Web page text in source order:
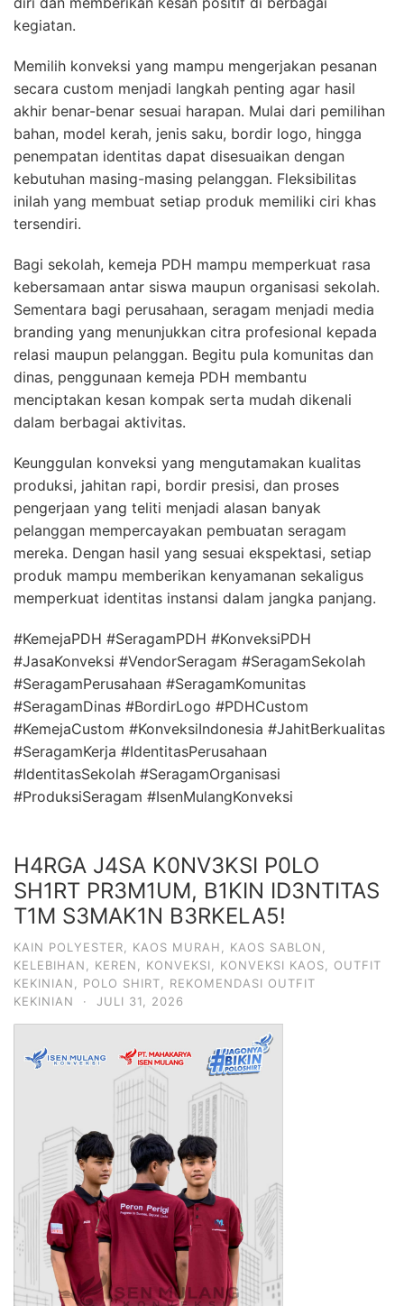
kegiatan.
Memilih konveksi yang mampu mengerjakan pesanan
secara custom menjadi langkah penting agar hasil
akhir benar-benar sesuai harapan. Mulai dari pemilihan
bahan, model kerah, jenis saku, bordir logo, hingga
penempatan identitas dapat disesuaikan dengan
kebutuhan masing-masing pelanggan. Fleksibilitas
inilah yang membuat setiap produk memiliki ciri khas
tersendiri.
Bagi sekolah, kemeja PDH mampu memperkuat rasa
kebersamaan antar siswa maupun organisasi sekolah.
Sementara bagi perusahaan, seragam menjadi media
branding yang menunjukkan citra profesional kepada
relasi maupun pelanggan. Begitu pula komunitas dan
dinas, penggunaan kemeja PDH membantu
menciptakan kesan kompak serta mudah dikenali
dalam berbagai aktivitas.
Keunggulan konveksi yang mengutamakan kualitas
produksi, jahitan rapi, bordir presisi, dan proses
pengerjaan yang teliti menjadi alasan banyak
pelanggan mempercayakan pembuatan seragam
mereka. Dengan hasil yang sesuai ekspektasi, setiap
produk mampu memberikan kenyamanan sekaligus
memperkuat identitas instansi dalam jangka panjang.
#KemejaPDH #SeragamPDH #KonveksiPDH
#JasaKonveksi #VendorSeragam #SeragamSekolah
#SeragamPerusahaan #SeragamKomunitas
#SeragamDinas #BordirLogo #PDHCustom
#KemejaCustom #KonveksiIndonesia #JahitBerkualitas
#SeragamKerja #IdentitasPerusahaan
#IdentitasSekolah #SeragamOrganisasi
#ProduksiSeragam #IsenMulangKonveksi
H4RGA J4SA K0NV3KSI P0LO
SH1RT PR3M1UM, B1KIN ID3NTITAS
T1M S3MAK1N B3RKELA5!
KAIN POLYESTER KAOS MURAH KAOS SABLON
KELEBIHAN
KEREN KONVEKSI KONVEKSI KAOS
OUTFIT
KEKINIAN
POLO SHIRT
REKOMENDASI OUTFIT
KEKINIAN
· JULI 31, 2026